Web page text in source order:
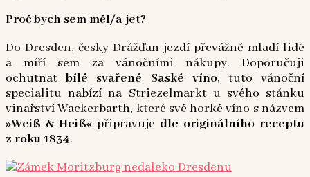
Proč bych sem měl/a jet?
Do Dresden, česky Drážďan jezdí převážně mladí lidé
a míří sem za vánočními nákupy. Doporučuji
ochutnatbílé svařené Saské víno, tuto vánoční
specialitu nabízí na Striezelmarkt u svého stánku
vinařství Wackerbarth, které své horké víno s názvem
»Weiß & Heiß« připravuje dle originálního receptu
z roku 1834.